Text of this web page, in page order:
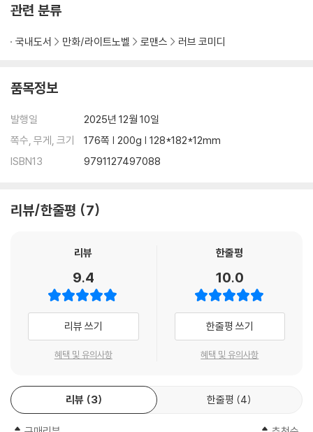
관련 분류
국내도서 만화/라이트노벨 로맨스 러브 코미디
품목정보
발행일
2025년 12월 10일
쪽수, 무게, 크기
176쪽 | 200g | 128*182*12mm
ISBN13
9791127497088
리뷰/한줄평 7
리뷰
9.4
리뷰 쓰기
혜택 및 유의사항
한줄평
10.0
한줄평 쓰기
혜택 및 유의사항
리뷰 3 한줄평 4